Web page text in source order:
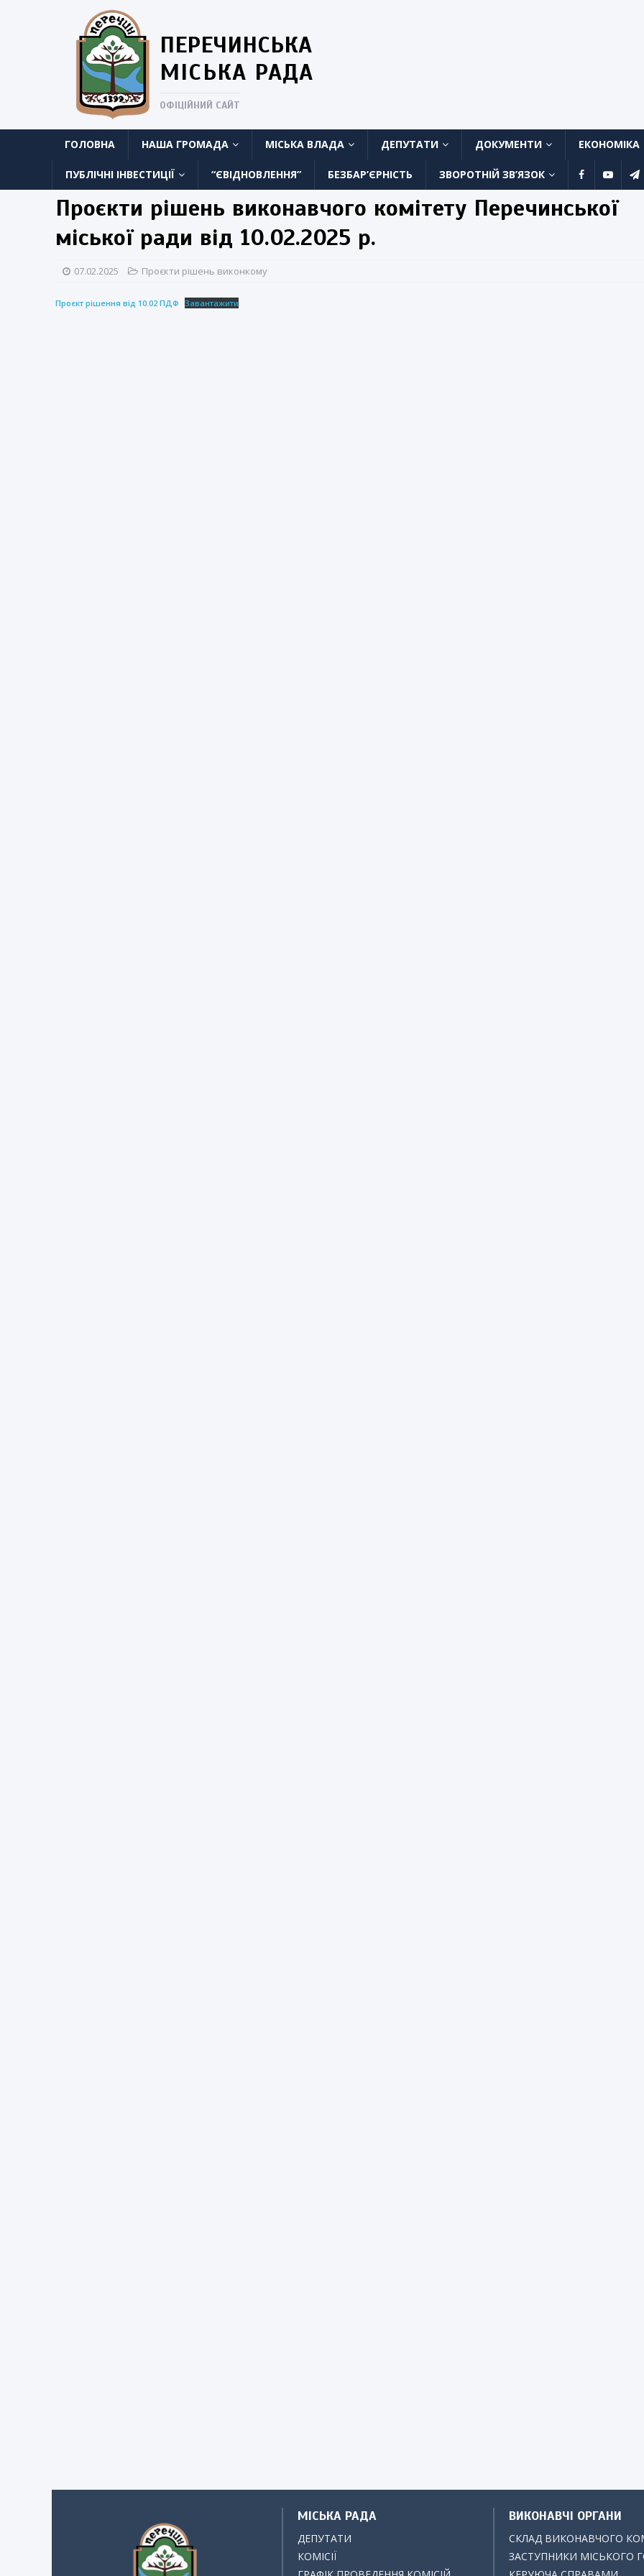
ПЕРЕЧИНСЬКА
МІСЬКА РАДА
ОФІЦІЙНИЙ САЙТ
ГОЛОВНА НАША ГРОМАДА МІСЬКА ВЛАДА ДЕПУТАТИ ДОКУМЕНТИ ЕКОНОМІКА
ПУБЛІЧНІ ІНВЕСТИЦІЇ “ЄВІДНОВЛЕННЯ” БЕЗБАР’ЄРНІСТЬ ЗВОРОТНІЙ ЗВ’ЯЗОК
Проєкти рішень виконавчого комітету Перечинської
міської ради від 10.02.2025 р.
07.02.2025 Проєкти рішень виконкому
Проєкт рішення від 10.02 ПДФ Завантажити
МІСЬКА РАДА
ДЕПУТАТИ
КОМІСІЇ
ВИКОНАВЧІ ОРГАНИ
СКЛАД ВИКОНАВЧОГО
ЗАСТУПНИКИ МІСЬКОГО